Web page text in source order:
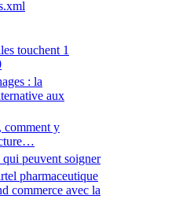
touchent 1
: la
aux
comment y
peuvent soigner
pharmaceutique
commerce avec la